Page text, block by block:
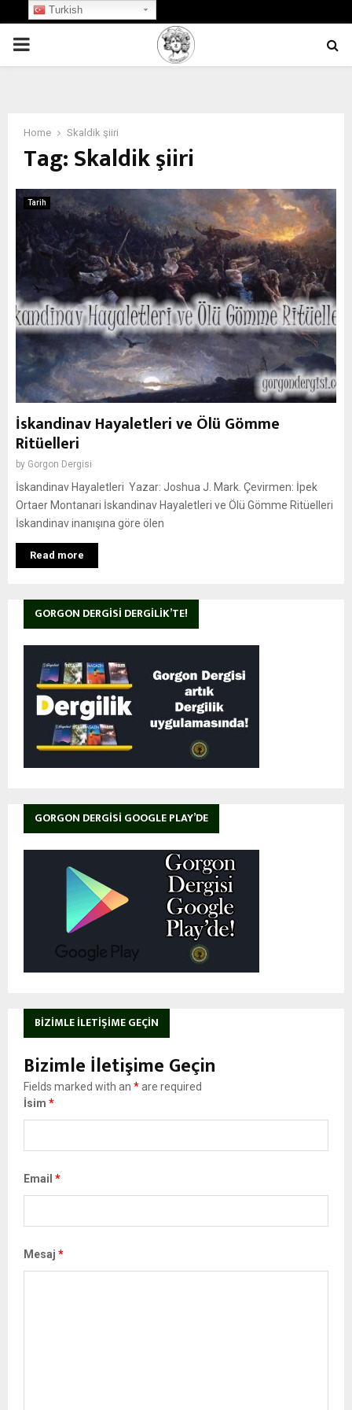
PRIMARY
Home Skaldik şiiri
Tag:Skaldik şiiri
Tarih
İskandinav Hayaletleri ve Ölü Gömme
Ritüelleri
by Gorgon Dergisi
İskandinav Hayaletleri Yazar: Joshua J. Mark. Çevirmen: İpek
Ortaer Montanari İskandinav Hayaletleri ve Ölü Gömme Ritüelleri
İskandinav inanışına göre ölen
Read more
GORGON DERGISI DERGILIK’TE!
GORGON DERGISI GOOGLE PLAY’DE
BIZIMLE İLETIŞIME GEÇIN
Bizimle İletişime Geçin
Fields marked with an *are required
İsim *
Email *
Mesaj *
Turkish